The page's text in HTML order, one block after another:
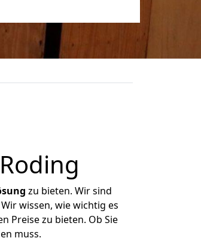
zu bieten. Wir sind
wissen, wie wichtig es
Preise zu bieten. Ob Sie
muss.